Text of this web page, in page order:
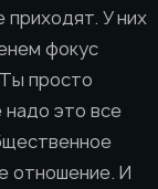
У них
фокус
просто
надо это все
отношение. И